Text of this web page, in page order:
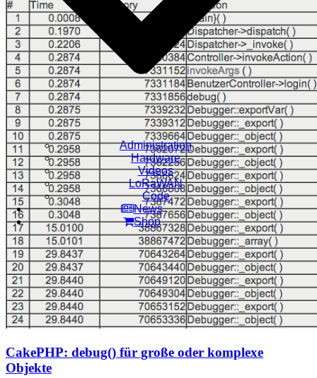
Administration
Hardware
Videos
LoRaWAN
Code
News
Shop
CakePHP: debug() für große oder komplexe
Objekte